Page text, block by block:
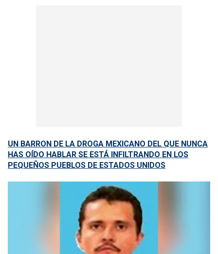
UN BARRON DE LA DROGA MEXICANO DEL QUE NUNCA
HAS OÍDO HABLAR SE ESTÁ INFILTRANDO EN LOS
PEQUEÑOS PUEBLOS DE ESTADOS UNIDOS